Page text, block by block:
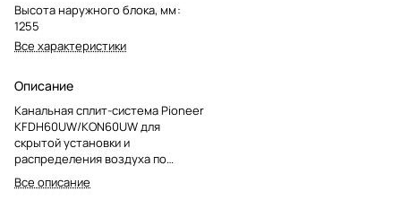
Высота наружного блока, мм:
1255
Все характеристики
Описание
Канальная сплит-система Pioneer
KFDH60UW/KON60UW для
скрытой установки и
распределения воздуха по
воздуховодам. Комплект снят с
производства, преемник —
Все описание